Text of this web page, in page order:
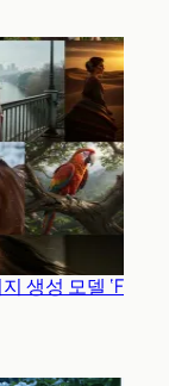
생성 모델 ‘F